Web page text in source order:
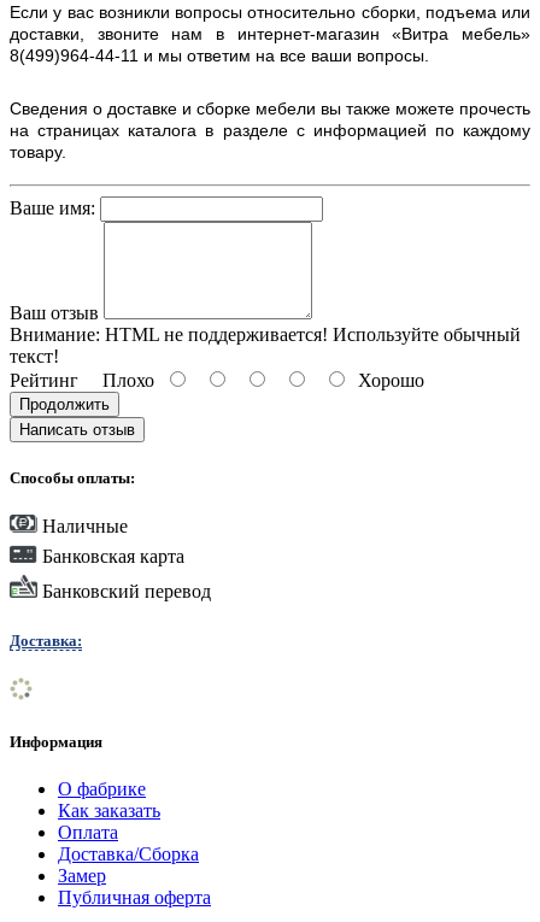
Если у вас возникли вопросы относительно сборки, подъема или
доставки, звоните нам в интернет-магазин «Витра мебель»
8(499)964-44-11 и мы ответим на все ваши вопросы.
Сведения о доставке и сборке мебели вы также можете прочесть
на страницах каталога в разделе с информацией по каждому
товару.
Ваше имя:
Ваш отзыв
Внимание: HTML не поддерживается! Используйте обычный
текст!
Рейтинг Плохо Хорошо
Продолжить
Написать отзыв
Способы оплаты:
Наличные
Банковская карта
Банковский перевод
Доставка:
Информация
О фабрике
Как заказать
Оплата
Доставка/Сборка
Замер
Публичная оферта